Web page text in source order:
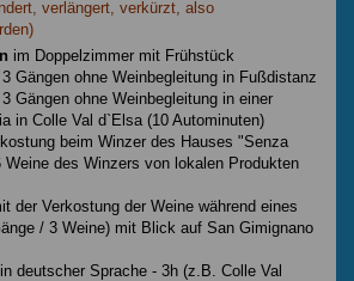
verlängert, verkürzt, also
im Doppelzimmer mit Frühstück
Gängen ohne Weinbegleitung in Fußdistanz
Gängen ohne Weinbegleitung in einer
in Colle Val d`Elsa (10 Autominuten)
beim Winzer des Hauses "Senza
des Winzers von lokalen Produkten
der Verkostung der Weine während eines
/ 3 Weine) mit Blick auf San Gimignano
deutscher Sprache - 3h (z.B. Colle Val